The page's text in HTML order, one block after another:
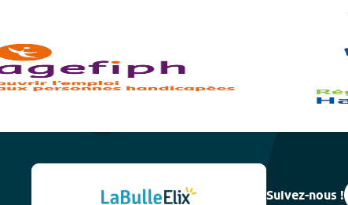
Suivez-nous !